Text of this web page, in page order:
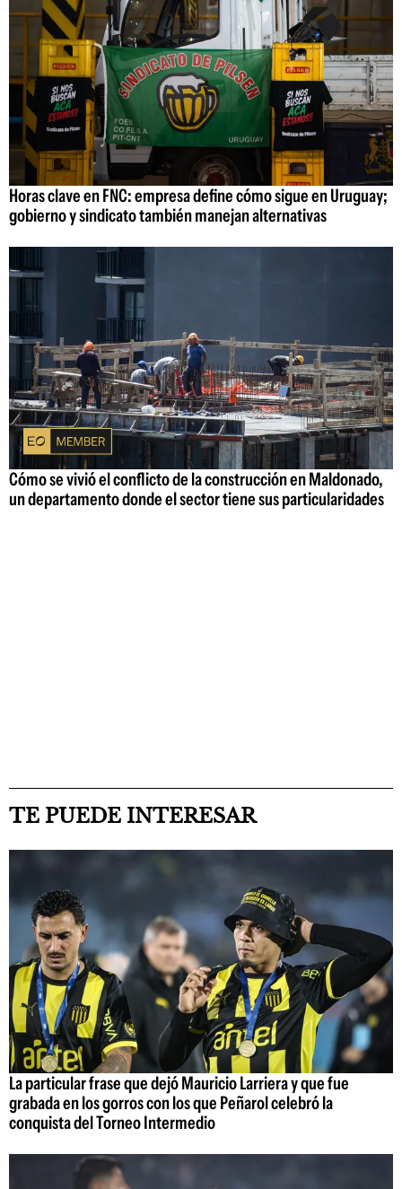
Horas clave en FNC: empresa define cómo sigue en Uruguay;
gobierno y sindicato también manejan alternativas
Cómo se vivió el conflicto de la construcción en Maldonado,
un departamento donde el sector tiene sus particularidades
TE PUEDE INTERESAR
La particular frase que dejó Mauricio Larriera y que fue
grabada en los gorros con los que Peñarol celebró la
conquista del Torneo Intermedio